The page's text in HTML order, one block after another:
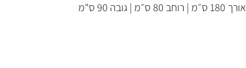
אורך 180 ס״מ | רוחב 80 ס״מ | גובה 90 ס"מ